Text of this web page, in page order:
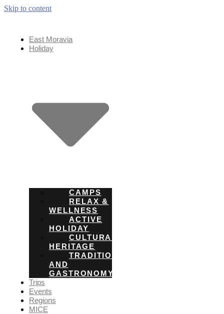
Skip to content
East Moravia
Holiday
CAMPS
RELAX &
WELLNESS
ACTIVE
HOLIDAY
CULTURAL
HERITAGE
TRADITIONS
AND
GASTRONOMY
Trips
Events
Regions
MICE